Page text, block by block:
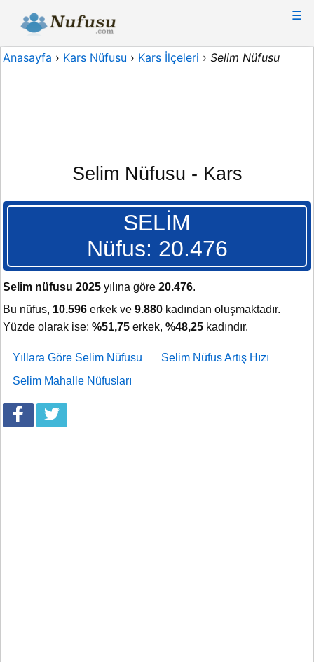
☰
Anasayfa › Kars Nüfusu › Kars İlçeleri › Selim Nüfusu
Selim Nüfusu - Kars
SELİM
Nüfus: 20.476
Selim nüfusu 2025 yılına göre 20.476.
Bu nüfus, 10.596 erkek ve 9.880 kadından oluşmaktadır.
Yüzde olarak ise: %51,75 erkek, %48,25 kadındır.
Yıllara Göre Selim Nüfusu
Selim Nüfus Artış Hızı
Selim Mahalle Nüfusları